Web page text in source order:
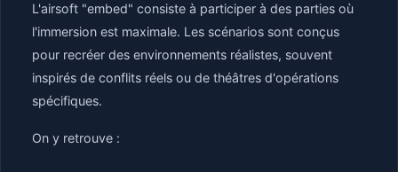
L'airsoft "embed" consiste à participer à des parties où
l'immersion est maximale. Les scénarios sont conçus
pour recréer des environnements réalistes, souvent
inspirés de conflits réels ou de théâtres d'opérations
spécifiques.
On y retrouve :